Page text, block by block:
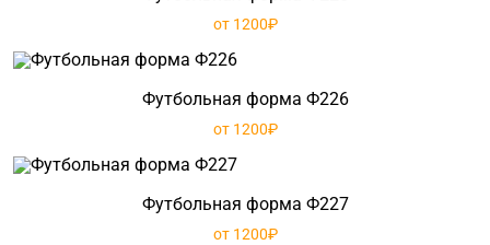
от 1200₽
Футбольная форма Ф226
от 1200₽
Футбольная форма Ф227
от 1200₽